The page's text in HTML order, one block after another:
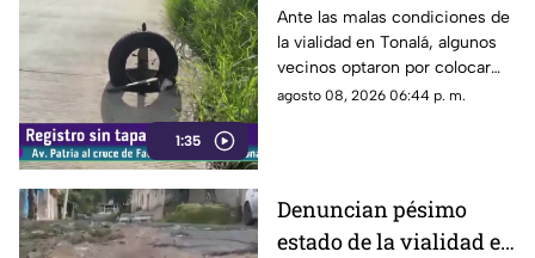
1:35
Patria
Ante las malas condiciones de
la vialidad en Tonalá, algunos
vecinos optaron por colocar
una llanta como señalamiento
agosto 08, 2026 06:44 p. m.
Denuncian pésimo
estado de la vialidad en